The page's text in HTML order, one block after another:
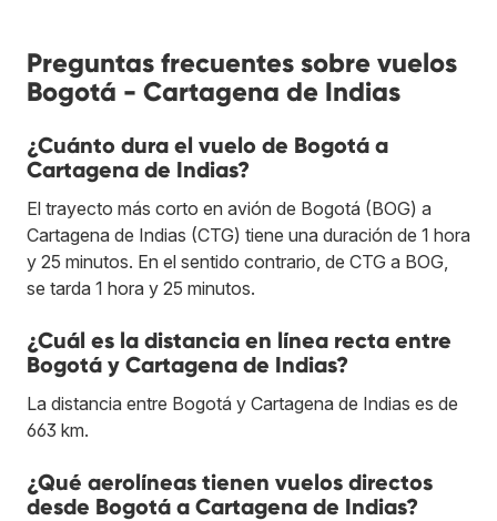
Preguntas frecuentes sobre vuelos
Bogotá - Cartagena de Indias
¿Cuánto dura el vuelo de Bogotá a
Cartagena de Indias?
El trayecto más corto en avión de Bogotá (BOG) a
Cartagena de Indias (CTG) tiene una duración de 1 hora
y 25 minutos. En el sentido contrario, de CTG a BOG,
se tarda 1 hora y 25 minutos.
¿Cuál es la distancia en línea recta entre
Bogotá y Cartagena de Indias?
La distancia entre Bogotá y Cartagena de Indias es de
663 km.
¿Qué aerolíneas tienen vuelos directos
desde Bogotá a Cartagena de Indias?